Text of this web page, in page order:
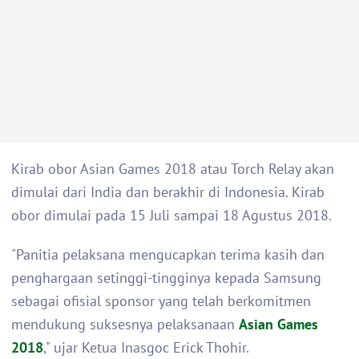
Kirab obor Asian Games 2018 atau Torch Relay akan
dimulai dari India dan berakhir di Indonesia. Kirab
obor dimulai pada 15 Juli sampai 18 Agustus 2018.
"Panitia pelaksana mengucapkan terima kasih dan
penghargaan setinggi-tingginya kepada Samsung
sebagai ofisial sponsor yang telah berkomitmen
mendukung suksesnya pelaksanaan Asian Games
2018," ujar Ketua Inasgoc Erick Thohir.